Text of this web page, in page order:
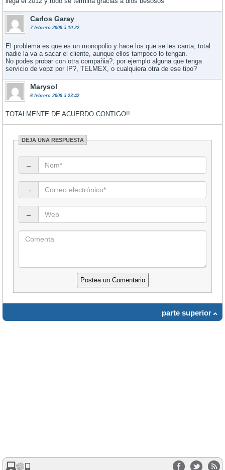
Carlos Garay
7 febrero 2009 à 10:22
El problema es que es un monopolio y hace los que se les canta, total
nadie la va a sacar el cliente, aunque ellos tampoco lo tengan.
No podes probar con otra compañia?, por ejemplo alguna que tenga
servicio de vopz por IP?, TELMEX, o cualquiera otra de ese tipo?
Marysol
6 febrero 2009 à 23:42
TOTALMENTE DE ACUERDO CONTIGO!!
DEJA UNA RESPUESTA
→
→
→
parte superior